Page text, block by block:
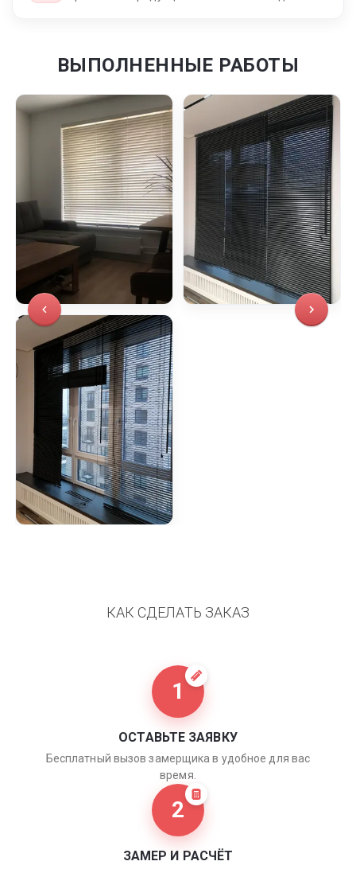
ВЫПОЛНЕННЫЕ РАБОТЫ
КАК СДЕЛАТЬ ЗАКАЗ
1
ОСТАВЬТЕ ЗАЯВКУ
Бесплатный вызов замерщика в удобное для вас
время.
2
ЗАМЕР И РАСЧЁТ